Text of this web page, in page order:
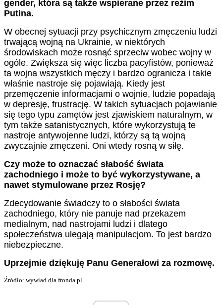
gender, która są także wspierane przez reżim
Putina.
W obecnej sytuacji przy psychicznym zmęczeniu ludzi
trwającą wojną na Ukrainie, w niektórych
środowiskach może rosnąć sprzeciw wobec wojny w
ogóle. Zwiększa się więc liczba pacyfistów, ponieważ
ta wojna wszystkich męczy i bardzo ogranicza i takie
właśnie nastroje się pojawiają. Kiedy jest
przemęczenie informacjami o wojnie, ludzie popadają
w depresję, frustrację. W takich sytuacjach pojawianie
się tego typu zamętów jest zjawiskiem naturalnym, w
tym także satanistycznych, które wykorzystują te
nastroje antywojenne ludzi, którzy są tą wojną
zwyczajnie zmęczeni. Oni wtedy rosną w siłę.
Czy może to oznaczać słabość świata
zachodniego i może to być wykorzystywane, a
nawet stymulowane przez Rosję?
Zdecydowanie świadczy to o słabości świata
zachodniego, który nie panuje nad przekazem
medialnym, nad nastrojami ludzi i dlatego
społeczeństwa ulegają manipulacjom. To jest bardzo
niebezpieczne.
Uprzejmie dziękuję Panu Generałowi za rozmowę.
Źródło: wywiad dla fronda.pl